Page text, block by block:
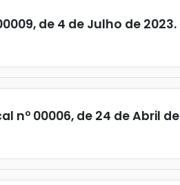
de 4 de Julho de 2023.
nº 00006, de 24 de Abril de